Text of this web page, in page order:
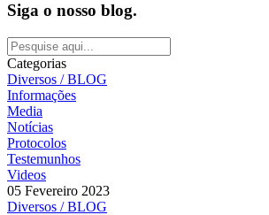
Siga o nosso blog.
Categorias
Diversos / BLOG
Informações
Media
Notícias
Protocolos
Testemunhos
Videos
05 Fevereiro 2023
Diversos / BLOG